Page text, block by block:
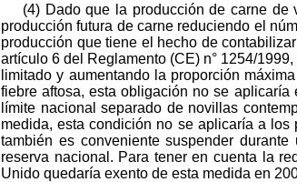
(4) Dado que la producción de carne de
producción futura de carne reduciendo el
producción que tiene el hecho de
artículo 6 del Reglamento (CE) n° 1254/
limitado y aumentando la proporción
fiebre aftosa, esta obligación no se
límite nacional separado de novillas
medida, esta condición no se aplicaría a
también es conveniente suspender
reserva nacional. Para tener en cuenta la
Unido quedaría exento de esta medida en